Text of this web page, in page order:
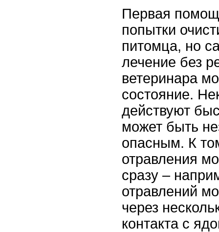
Первая
попытки
питомца, но
лечение без
ветеринара
состояние.
действуют
может быть
опасным. К
отравления
сразу –
отравлений
через
контакта с